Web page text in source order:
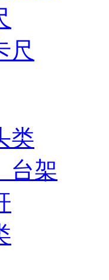
尺
类
台架